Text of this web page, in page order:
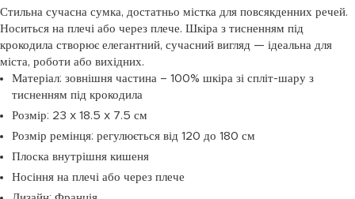
Стильна сучасна сумка, достатньо містка для повсякденних речей.
Носиться на плечі або через плече. Шкіра з тисненням під
крокодила створює елегантний, сучасний вигляд — ідеальна для
міста, роботи або вихідних.
Матеріал: зовнішня частина – 100% шкіра зі спліт-шару з
тисненням під крокодила
Розмір: 23 x 18.5 x 7.5 см
Розмір ремінця: регулюється від 120 до 180 см
Плоска внутрішня кишеня
Носіння на плечі або через плече